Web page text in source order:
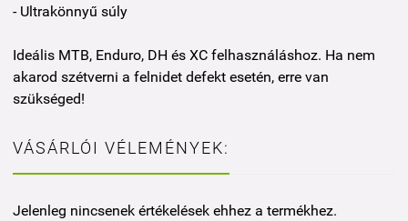
- Ultrakönnyű súly
Ideális MTB, Enduro, DH és XC felhasználáshoz. Ha nem
akarod szétverni a felnidet defekt esetén, erre van
szükséged!
VÁSÁRLÓI VÉLEMÉNYEK:
Jelenleg nincsenek értékelések ehhez a termékhez.